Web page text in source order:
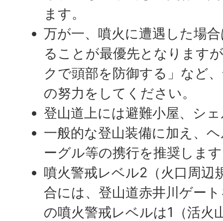
ます。
万が一、噴火に遭遇した場
ることが最優先となります
クで頭部を防御する」など
の努力をしてください。
登山道上には避難小屋、シ
一般的な登山装備に加え、
ーグル等の携行を推奨しま
噴火警戒レベル2（火口周辺
合には、登山道赤井川ゲー
の噴火警戒レベルは1（活火